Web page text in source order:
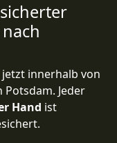
innerhalb von
Jeder
Hand ist